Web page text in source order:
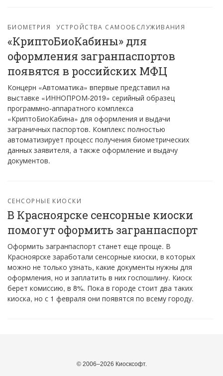
БИОМЕТРИЯ УСТРОЙСТВА САМООБСЛУЖИВАНИЯ
«КриптоБиоКабины» для
оформления загранпаспортов
появятся в российских МФЦ
Концерн «Автоматика» впервые представил на
выставке «ИННОПРОМ-2019» серийный образец
программно-аппаратного комплекса
«КриптоБиоКабина» для оформления и выдачи
заграничных паспортов. Комплекс полностью
автоматизирует процесс получения биометрических
данных заявителя, а также оформление и выдачу
документов.
СЕНСОРНЫЕ КИОСКИ
В Красноярске сенсорные киоски
помогут оформить загранпаспорт
Оформить загранпаспорт станет еще проще. В
Красноярске заработали сенсорные киоски, в которых
можно не только узнать, какие документы нужны для
оформления, но и заплатить в них госпошлину. Киоск
берет комиссию, в 8%. Пока в городе стоит два таких
киоска, но с 1 февраля они появятся по всему городу.
© 2006–2026 Киосксофт.